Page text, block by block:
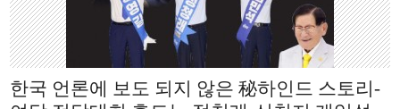
한국 언론에 보도 되지 않은 秘하인드 스토리-